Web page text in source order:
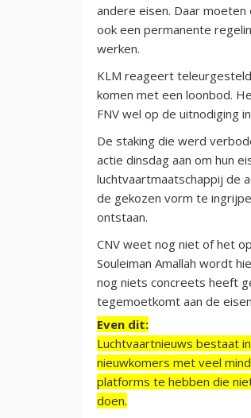
andere eisen. Daar
ook een permanente
werken.
KLM reageert
komen met een loonbod.
FNV wel op de uitnodiging
De staking die werd
actie dinsdag aan om hun
luchtvaartmaatschappij de
de gekozen vorm te
ontstaan.
CNV weet nog niet of het
Souleiman Amallah wordt
nog niets concreets heeft
tegemoetkomt aan de
Even dit:
Luchtvaartnieuws bestaat
nieuwkomers met veel
platforms te hebben die
doen.